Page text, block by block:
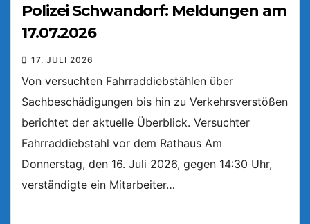
Polizei Schwandorf: Meldungen am
17.07.2026
17. JULI 2026
Von versuchten Fahrraddiebstählen über
Sachbeschädigungen bis hin zu Verkehrsverstößen
berichtet der aktuelle Überblick. Versuchter
Fahrraddiebstahl vor dem Rathaus Am
Donnerstag, den 16. Juli 2026, gegen 14:30 Uhr,
verständigte ein Mitarbeiter…